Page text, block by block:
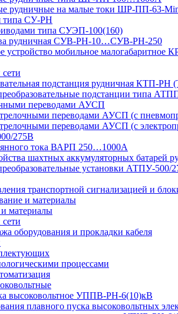
рудничные на малые токи ШР-ПП-63-
типа СУ-РН
типа СУЭП-100(160)
рудничная СУВ-РН-10…СУВ-РН-250
устройство мобильное
подстанция рудничная КТП-
подстанции типа
переводами АУСП
переводами АУСП (с
переводами АУСП (с
275В
тока ВАРП 250…1000А
шахтных аккумуляторных
установки АТПУ-
транспортной сигнализацией и
и материалы
материалы
оборудования и прокладки кабеля
процессами
высоковольтное УППВ-РН-6(10)кВ
плавного пуска высоковольтных